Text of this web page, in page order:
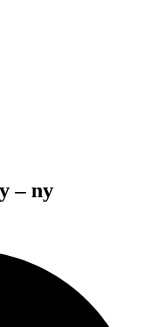
– ny